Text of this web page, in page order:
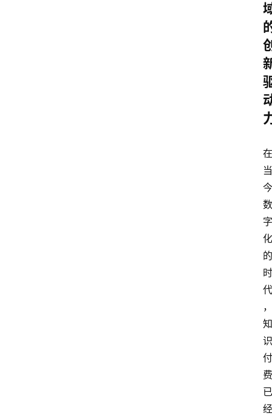
在
当
今
数
字
化
的
时
代
，
知
识
付
费
已
经